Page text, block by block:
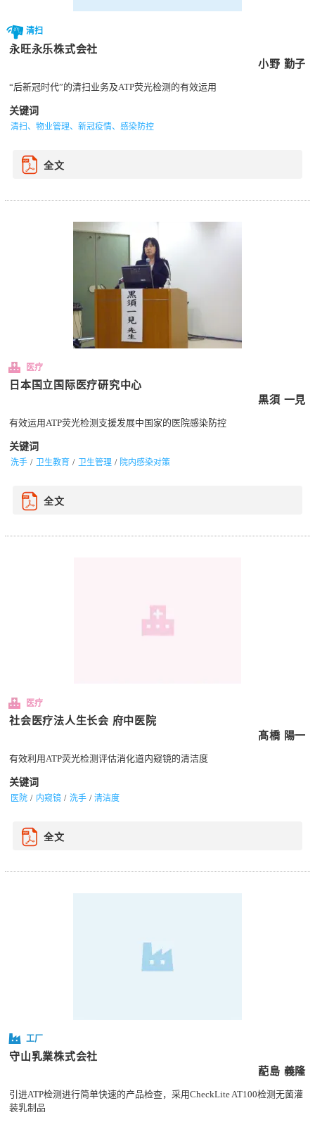
清扫
永旺永乐株式会社
小野 勤子
“后新冠时代”的清扫业务及ATP荧光检测的有效运用
关键词
清扫、物业管理、新冠疫情、感染防控
全文
医疗
日本国立国际医疗研究中心
黒須 一見
有效运用ATP荧光检测支援发展中国家的医院感染防控
关键词
洗手 卫生教育 卫生管理 院内感染对策
全文
医疗
社会医疗法人生长会 府中医院
髙橋 陽一
有效利用ATP荧光检测评估消化道内窥镜的清洁度
关键词
医院 内窥镜 洗手 清洁度
全文
工厂
守山乳業株式会社
蓜島 義隆
引进ATP检测进行简单快速的产品检查，采用CheckLite AT100检测无菌灌
装乳制品